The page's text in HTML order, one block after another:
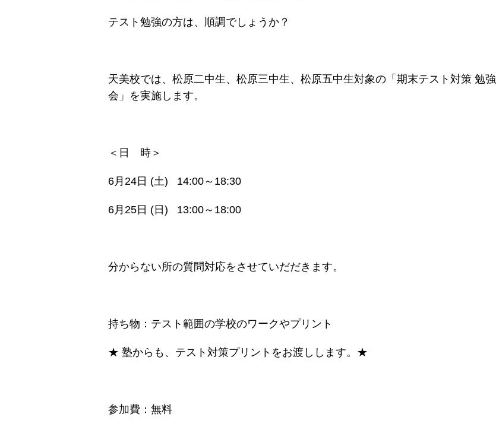
テスト勉強の方は、順調でしょうか？
天美校では、松原二中生、松原三中生、松原五中生対象の「期末テスト対策 勉強
会」を実施します。
＜日 時＞
6月24日 (土) 14:00～18:30
6月25日 (日) 13:00～18:00
分からない所の質問対応をさせていだだきます。
持ち物：テスト範囲の学校のワークやプリント
★ 塾からも、テスト対策プリントをお渡しします。★
参加費：無料